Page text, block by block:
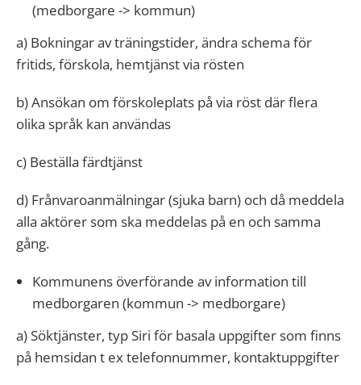
(medborgare -> kommun)
a) Bokningar av träningstider, ändra schema för
fritids, förskola, hemtjänst via rösten
b) Ansökan om förskoleplats på via röst där flera
olika språk kan användas
c) Beställa färdtjänst
d) Frånvaroanmälningar (sjuka barn) och då meddela
alla aktörer som ska meddelas på en och samma
gång.
Kommunens överförande av information till
medborgaren (kommun -> medborgare)
a) Söktjänster, typ Siri för basala uppgifter som finns
på hemsidan t ex telefonnummer, kontaktuppgifter